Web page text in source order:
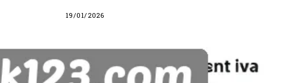
19/01/2026